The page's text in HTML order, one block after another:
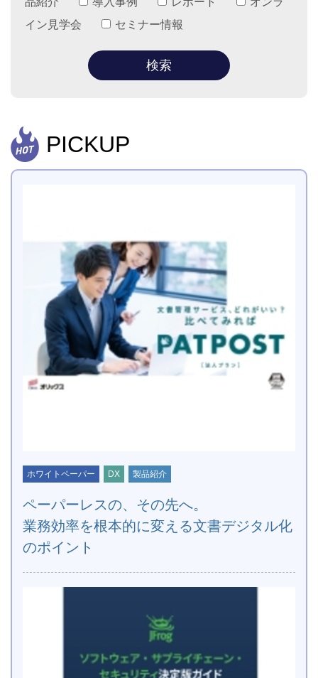
イン見学会
セミナー情報
PICKUP
ホワイトペーパー DX 製品紹介
ペーパーレスの、その先へ。
業務効率を根本的に変える文書デジタル化
のポイント